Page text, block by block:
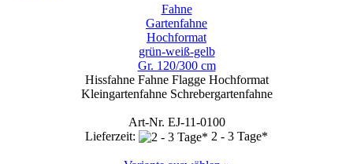
Fahne
Gartenfahne
Hochformat
grün-weiß-gelb
Gr. 120/300 cm
Hissfahne Fahne Flagge Hochformat
Kleingartenfahne Schrebergartenfahne
Art-Nr. EJ-11-0100
Lieferzeit:
2 - 3 Tage*